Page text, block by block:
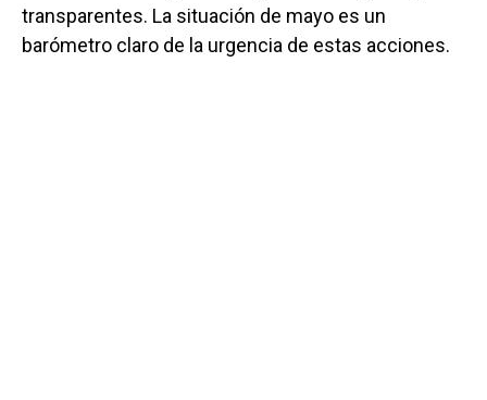
transparentes. La situación de mayo es un
barómetro claro de la urgencia de estas acciones.